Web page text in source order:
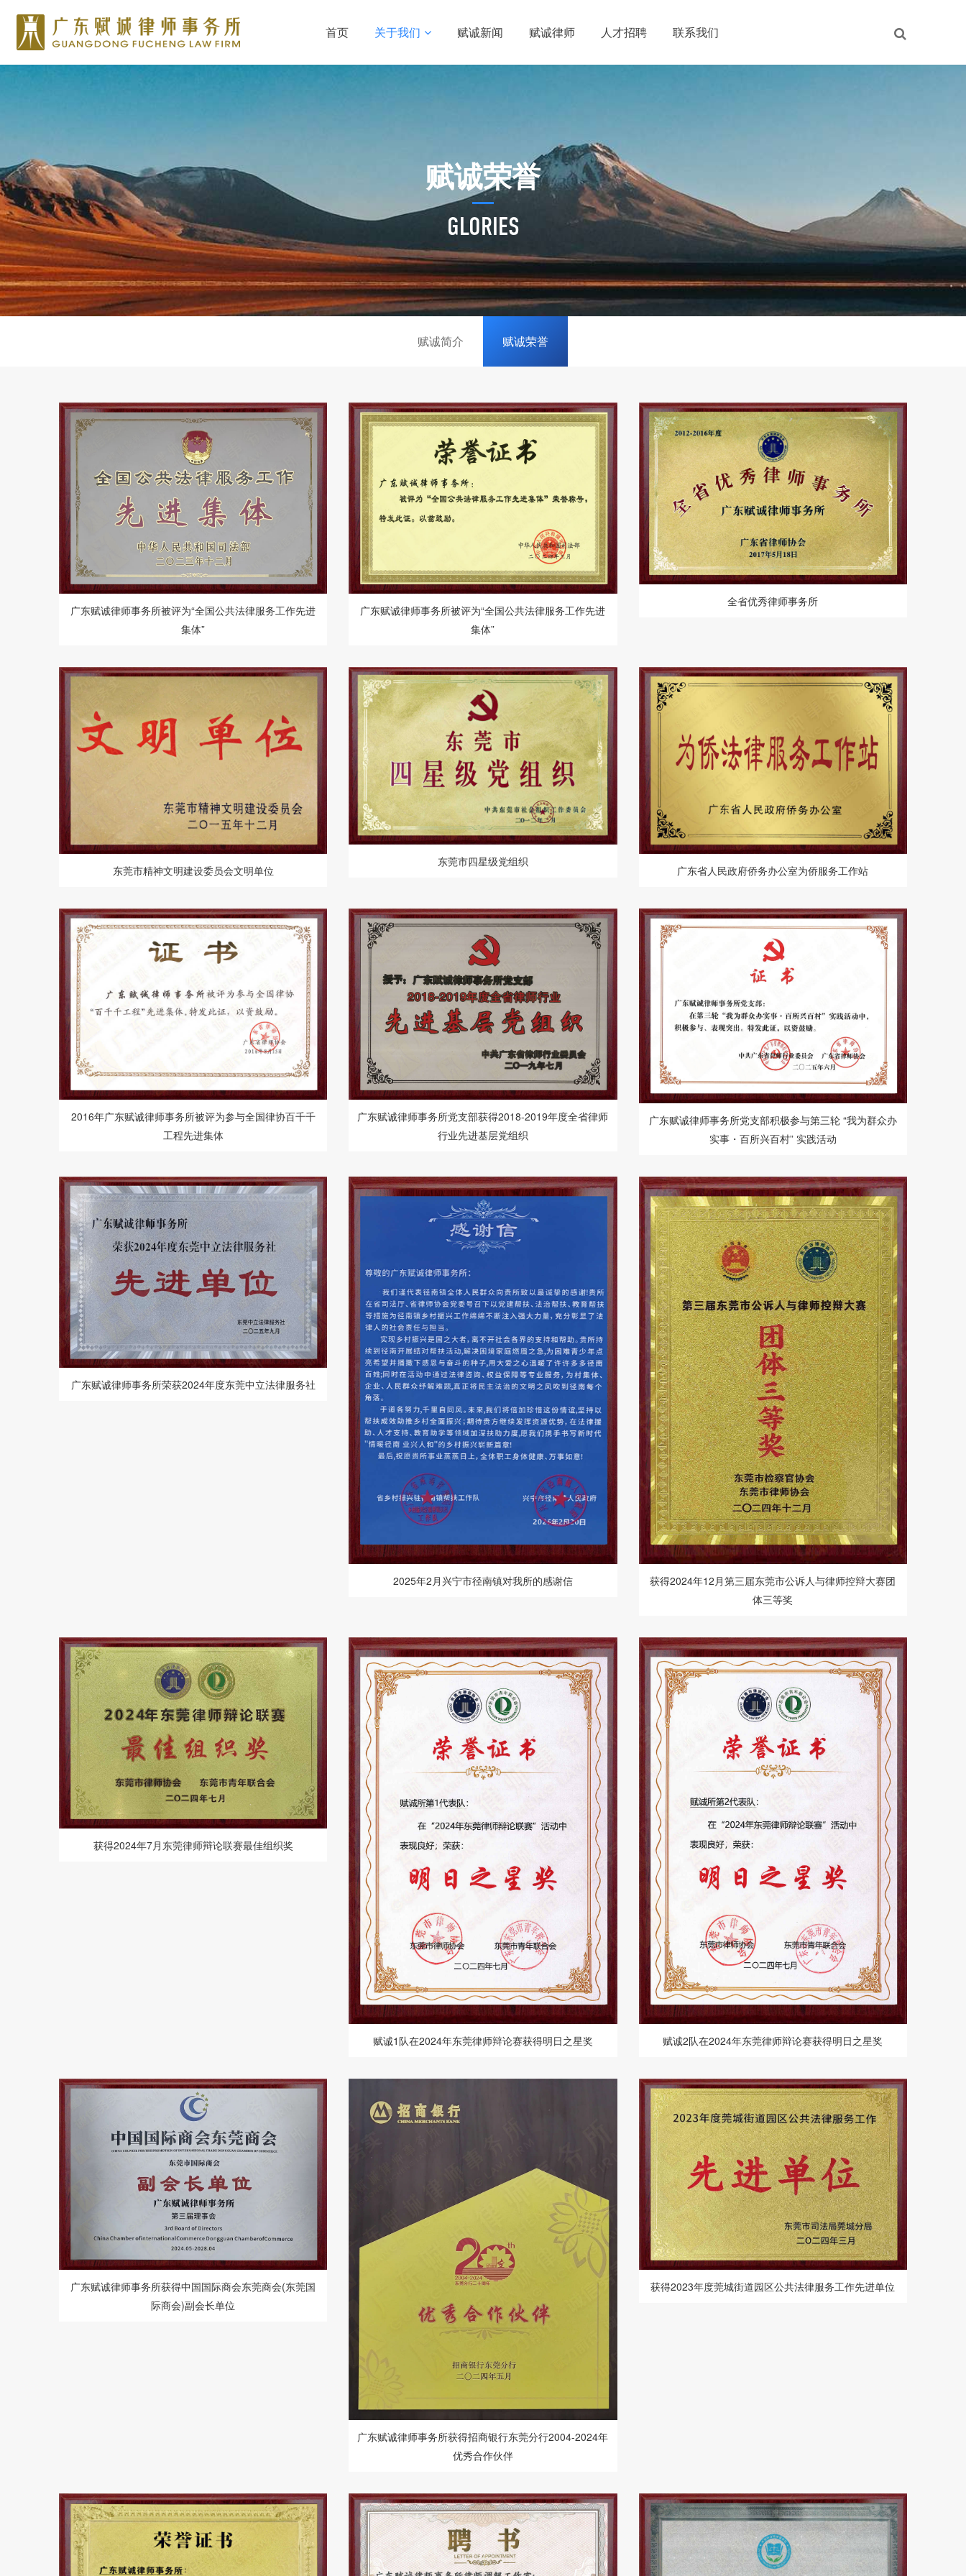
首页 关于我们 赋诚新闻 赋诚律师 人才招聘 联系我们
赋诚荣誉
GLORIES
赋诚简介 赋诚荣誉
广东赋诚律师事务所被评为“全国公共法律服务工作先进
集体”
广东赋诚律师事务所被评为“全国公共法律服务工作先进
集体”
全省优秀律师事务所
东莞市精神文明建设委员会文明单位
东莞市四星级党组织
广东省人民政府侨务办公室为侨服务工作站
2016年广东赋诚律师事务所被评为参与全国律协百千千
工程先进集体
广东赋诚律师事务所党支部获得2018-2019年度全省律师
行业先进基层党组织
广东赋诚律师事务所党支部积极参与第三轮 “我为群众办
实事・百所兴百村” 实践活动
广东赋诚律师事务所荣获2024年度东莞中立法律服务社
2025年2月兴宁市径南镇对我所的感谢信
获得2024年12月第三届东莞市公诉人与律师控辩大赛团
体三等奖
获得2024年7月东莞律师辩论联赛最佳组织奖
赋诚1队在2024年东莞律师辩论赛获得明日之星奖 赋诚2队在2024年东莞律师辩论赛获得明日之星奖
广东赋诚律师事务所获得中国国际商会东莞商会(东莞国
际商会)副会长单位
广东赋诚律师事务所获得招商银行东莞分行2004-2024年
优秀合作伙伴
获得2023年度莞城街道园区公共法律服务工作先进单位